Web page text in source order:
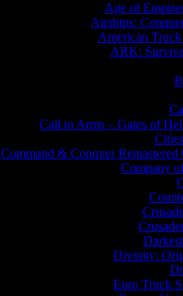
Age of
Airships:
American
ARK:
Call to Arms – Gates of
Command & Conquer Remastered
Company
Divinity:
Euro Truck